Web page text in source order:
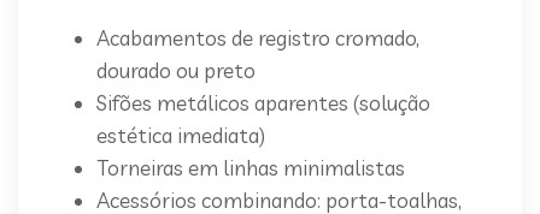
Acabamentos de registro cromado,
dourado ou preto
Sifões metálicos aparentes (solução
estética imediata)
Torneiras em linhas minimalistas
Acessórios combinando: porta-toalhas,